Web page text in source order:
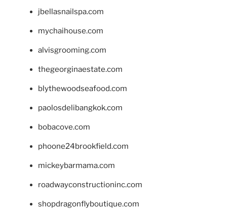
jbellasnailspa.com
mychaihouse.com
alvisgrooming.com
thegeorginaestate.com
blythewoodseafood.com
paolosdelibangkok.com
bobacove.com
phoone24brookfield.com
mickeybarmama.com
roadwayconstructioninc.com
shopdragonflyboutique.com